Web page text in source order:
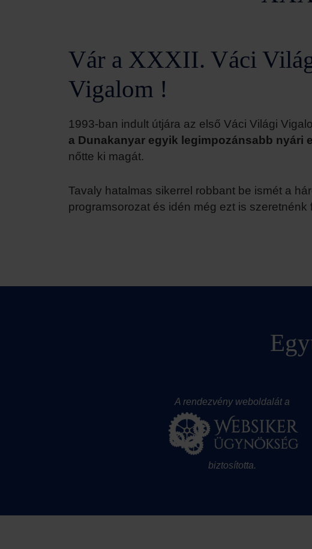
Vár a XXXII. Váci
Vigalom !
1993-ban indult útjára az első Váci Világi
a Dunakanyar egyik legimpozánsabb nyári
nőtte ki magát.
Tavaly hatalmas sikerrel robbant be ismét a
programsorozat és idén még ezt is szeretnénk
A rendezvény weboldalát a
biztosította.